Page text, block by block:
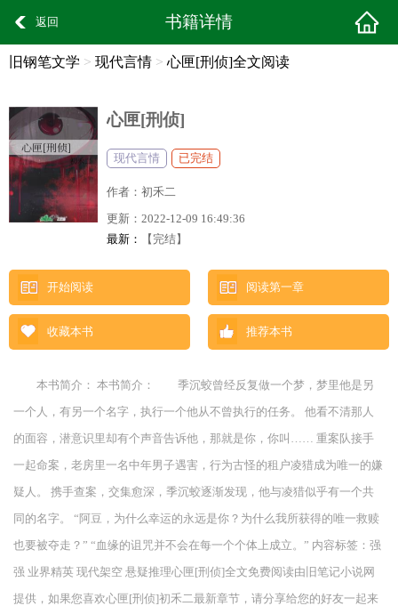
返回 书籍详情
旧钢笔文学 > 现代言情 > 心匣[刑侦]全文阅读
心匣[刑侦]
现代言情 已完结
作者： 初禾二
更新： 2022-12-09 16:49:36
最新：
【完结】
开始阅读 阅读第一章
收藏本书 推荐本书
本书简介： 本书简介： 季沉蛟曾经反复做一个梦，梦里他是另
一个人，有另一个名字，执行一个他从不曾执行的任务。 他看不清那人
的面容，潜意识里却有个声音告诉他，那就是你，你叫…… 重案队接手
一起命案，老房里一名中年男子遇害，行为古怪的租户凌猎成为唯一的嫌
疑人。 携手查案，交集愈深，季沉蛟逐渐发现，他与凌猎似乎有一个共
同的名字。 “阿豆，为什么幸运的永远是你？为什么我所获得的唯一救赎
也要被夺走？” “血缘的诅咒并不会在每一个个体上成立。” 内容标签：强
强 业界精英 现代架空 悬疑推理心匣[刑侦]全文免费阅读由旧笔记小说网
提供，如果您喜欢心匣[刑侦]初禾二最新章节，请分享给您的好友一起来